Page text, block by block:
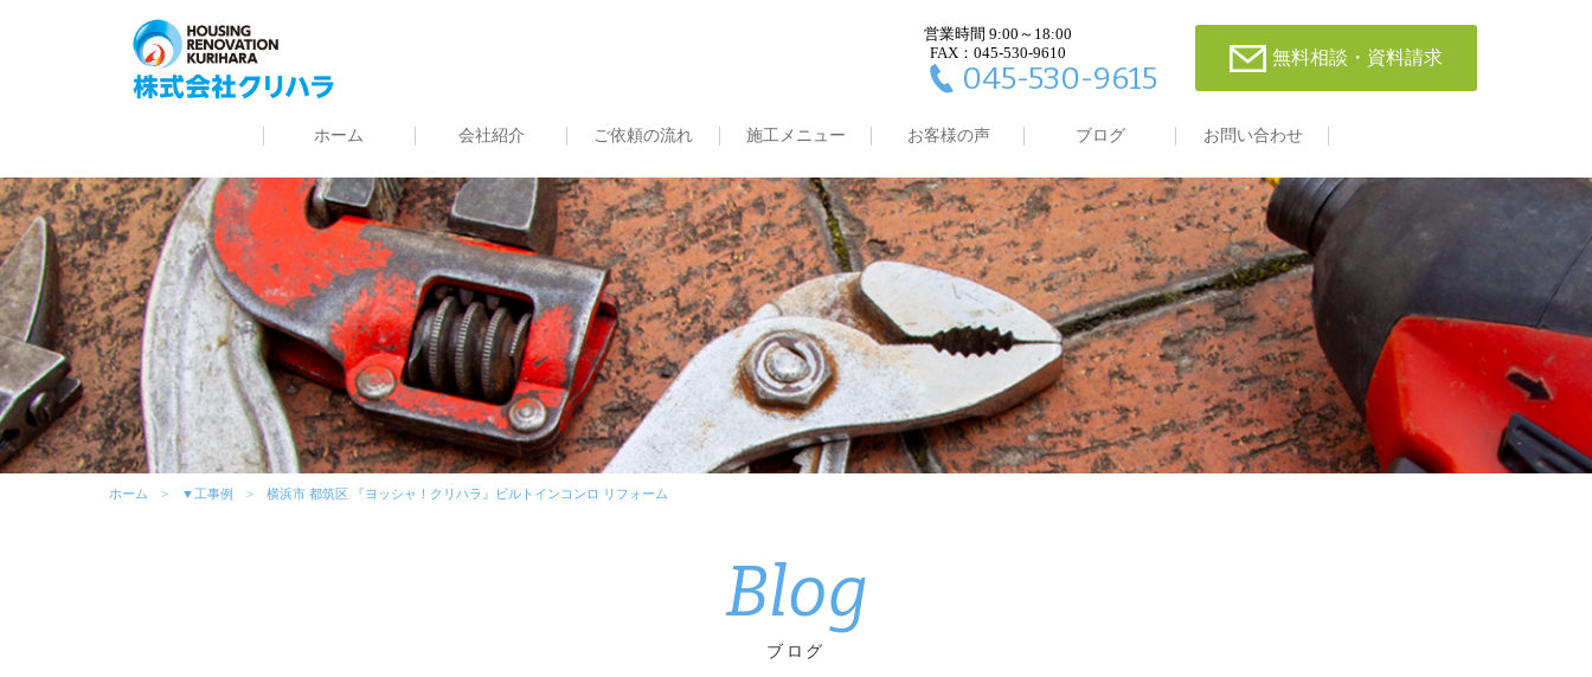
営業時間 9:00～18:00
FAX：045-530-9610
045-530-9615
無料相談・資料請求
ホーム 会社紹介 ご依頼の流れ 施工メニュー お客様の声 ブログ お問い合わせ
ホーム ▼工事例 横浜市 都筑区 『ヨッシャ！クリハラ』ビルトインコンロ リフォーム
Blog
ブログ